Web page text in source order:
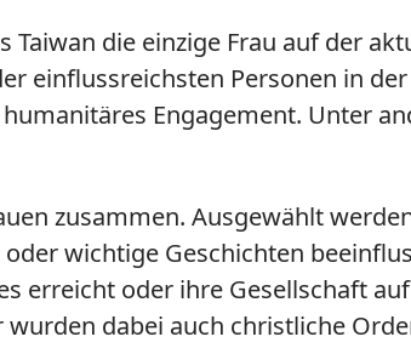
die einzige Frau auf der
einflussreichsten Personen in
Engagement. Unter
zusammen. Ausgewählt
wichtige Geschichten
erreicht oder ihre Gesellschaft
dabei auch christliche